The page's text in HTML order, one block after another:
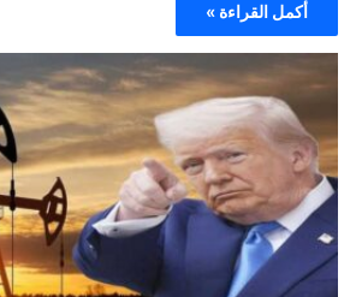
أكمل القراءة »